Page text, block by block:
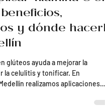
vitamina C en
y dónde hacerlo
glúteos ayuda a mejorar la
la celulitis y tonificar. En
realizamos aplicaciones